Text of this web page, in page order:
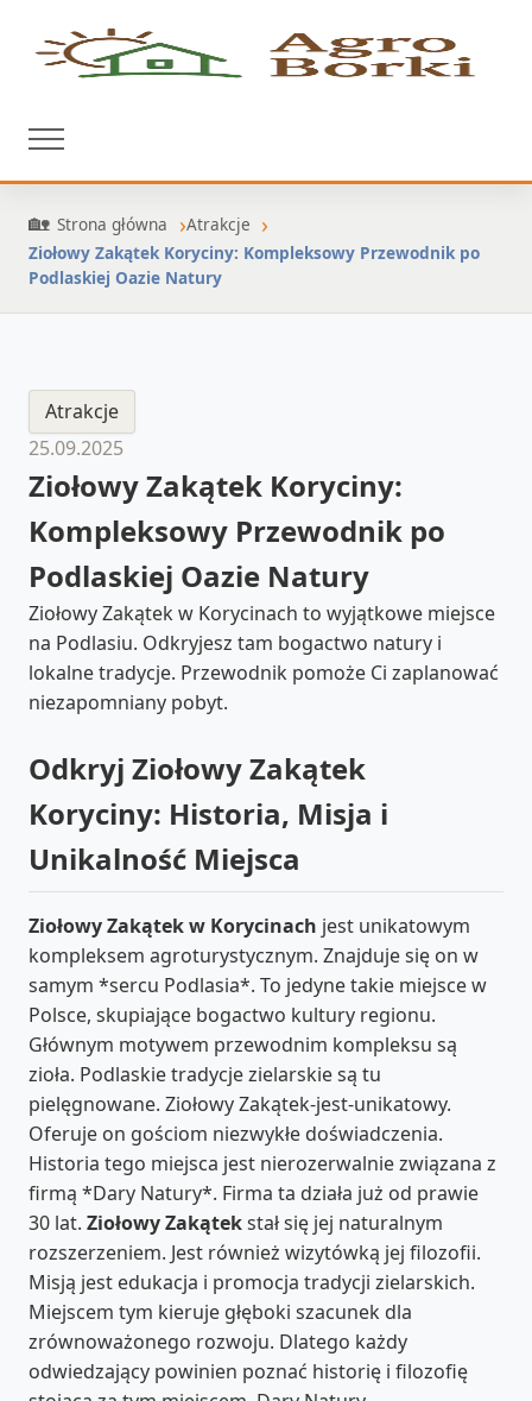
Strona główna
Atrakcje
Ziołowy Zakątek Koryciny: Kompleksowy Przewodnik po
Podlaskiej Oazie Natury
Atrakcje
25.09.2025
Ziołowy Zakątek Koryciny:
Kompleksowy Przewodnik po
Podlaskiej Oazie Natury
Ziołowy Zakątek w Korycinach to wyjątkowe miejsce
na Podlasiu. Odkryjesz tam bogactwo natury i
lokalne tradycje. Przewodnik pomoże Ci zaplanować
niezapomniany pobyt.
Odkryj Ziołowy Zakątek
Koryciny: Historia, Misja i
Unikalność Miejsca
Ziołowy Zakątek w Korycinach jest unikatowym
kompleksem agroturystycznym. Znajduje się on w
samym *sercu Podlasia*. To jedyne takie miejsce w
Polsce, skupiające bogactwo kultury regionu.
Głównym motywem przewodnim kompleksu są
zioła. Podlaskie tradycje zielarskie są tu
pielęgnowane. Ziołowy Zakątek-jest-unikatowy.
Oferuje on gościom niezwykłe doświadczenia.
Historia tego miejsca jest nierozerwalnie związana z
firmą *Dary Natury*. Firma ta działa już od prawie
30 lat. Ziołowy Zakątekstał się jej naturalnym
rozszerzeniem. Jest również wizytówką jej filozofii.
Misją jest edukacja i promocja tradycji zielarskich.
Miejscem tym kieruje głęboki szacunek dla
zrównoważonego rozwoju. Dlatego każdy
odwiedzający powinien poznać historię i filozofię